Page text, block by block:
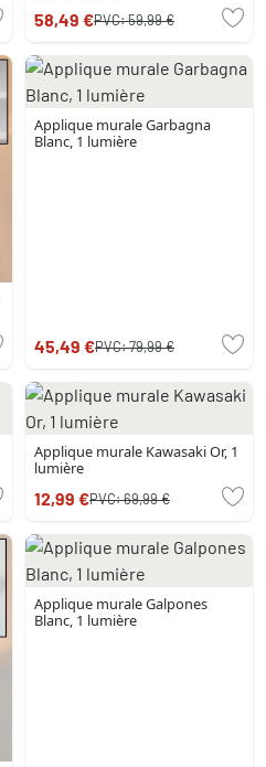
58,49 €PVC:59,99 €
Applique murale Garbagna
Blanc, 1 lumière
45,49 €PVC:79,99 €
Applique murale Kawasaki Or, 1
lumière
12,99 €PVC:69,99 €
Applique murale Galpones
Blanc, 1 lumière